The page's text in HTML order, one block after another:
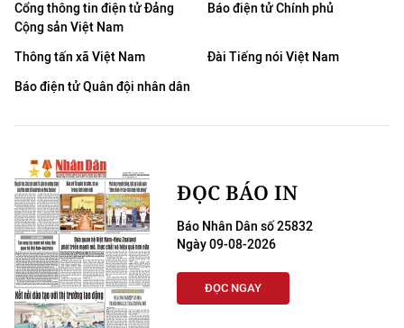
Cổng thông tin điện tử Đảng
Cộng sản Việt Nam
Báo điện tử Chính phủ
Thông tấn xã Việt Nam
Đài Tiếng nói Việt Nam
Báo điện tử Quân đội nhân dân
ĐỌC BÁO IN
Báo Nhân Dân số 25832
Ngày 09-08-2026
ĐỌC NGAY